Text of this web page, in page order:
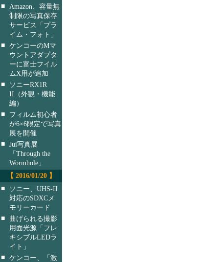
■
Amazon、容量無
制限の写真保存
サービス「プラ
イム・フォト」
■ ケンコーのMマ
ウントアダプタ
ーに富士フイル
ムX用が追加
■
ソニーRX1R
II（外観・機能
編）
■
フィルム初心者
が6×6限定で写真
展を開催
■ Jui写真展
「Through the
Wormhole」
【 2016/01/20 】
■
ソニー、UHS-II
対応のSDXCメ
モリーカード
■
曲げられる撮影
用面光源「フレ
キシブルLEDラ
イト」
■ ケンコー、「激